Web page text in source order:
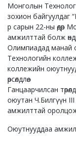
Монголын
зохион байгуулдаг
р сарын 22-ны өдөр
амжилттай болж
Олимпиадад манай
Технологийн
коллежийн оюутнууд
өрсөлдлөө.
Ганцаарчилсан
оюутан Ч.Билгүүн III
амжилттай
Оюутнууддаа